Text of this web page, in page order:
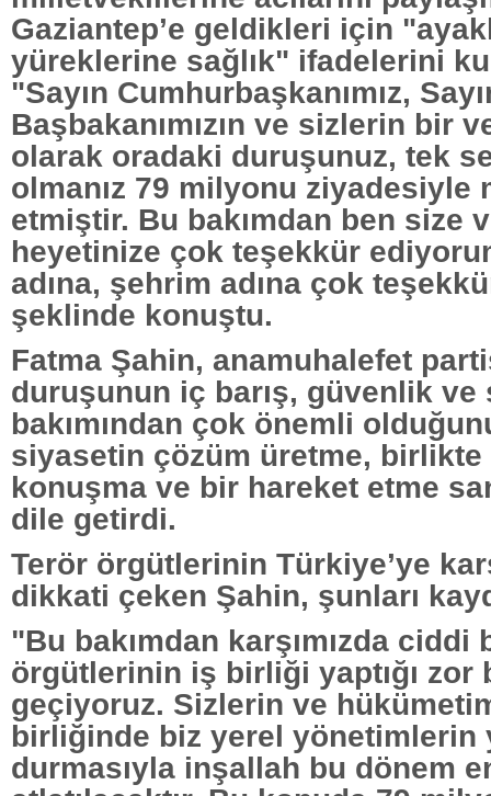
Gaziantep’e geldikleri için
yüreklerine sağlık" ifadelerini
"Sayın Cumhurbaşkanımız,
Başbakanımızın ve sizlerin bir
olarak oradaki duruşunuz, tek
olmanız 79 milyonu ziyadesiyle
etmiştir. Bu bakımdan ben size
heyetinize çok teşekkür
adına, şehrim adına çok
şeklinde konuştu.
Fatma Şahin, anamuhalefet
duruşunun iç barış, güvenlik ve
bakımından çok önemli
siyasetin çözüm üretme,
konuşma ve bir hareket etme
dile getirdi.
Terör örgütlerinin Türkiye’ye
dikkati çeken Şahin, şunları
"Bu bakımdan karşımızda
örgütlerinin iş birliği yaptığı zor
geçiyoruz. Sizlerin ve
birliğinde biz yerel yönetimlerin
durmasıyla inşallah bu dönem